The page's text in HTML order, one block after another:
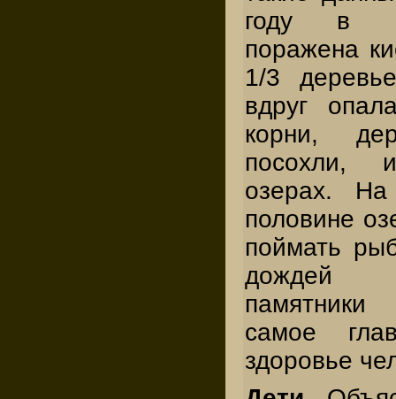
году в
поражена
1/3
вдруг
корни,
посохли,
озерах.
половине
поймать
дождей
самое
здоровье